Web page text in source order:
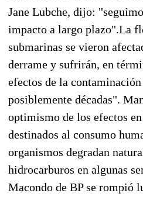
Jane Lubche, dijo:
impacto a largo plazo".La
submarinas se vieron
derrame y sufrirán, en
efectos de la
posiblemente décadas".
optimismo de los efectos
destinados al consumo
organismos degradan
hidrocarburos en algunas
Macondo de BP se rompió